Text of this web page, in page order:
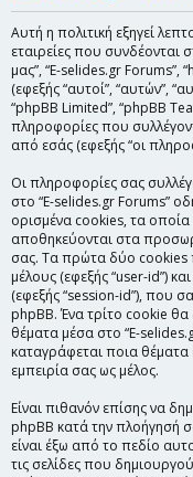
Αυτή η πολιτική εξηγεί
εταιρείες που συνδέονται
μας”, “E-selides.gr
(εφεξής “αυτοί”, “αυτών”,
“phpBB Limited”, “phpBB
πληροφορίες που
από εσάς (εφεξής “οι
Οι πληροφορίες σας
στο “E-selides.gr Forums”
ορισμένα cookies, τα οποία
αποθηκεύονται στα
σας. Τα πρώτα δύο cookies
μέλους (εφεξής “user-id”)
(εφεξής “session-id”), που
phpBB. Ένα τρίτο cookie θα
θέματα μέσα στο “E-
καταγράφεται ποια θέματα
εμπειρία σας ως μέλος.
Είναι πιθανόν επίσης να
phpBB κατά την πλοήγησή
είναι έξω από το πεδίο
τις σελίδες που